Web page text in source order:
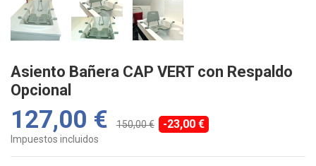
Asiento Bañera CAP VERT con Respaldo
Opcional
127,00 € 150,00 € -23,00 €
Impuestos incluidos